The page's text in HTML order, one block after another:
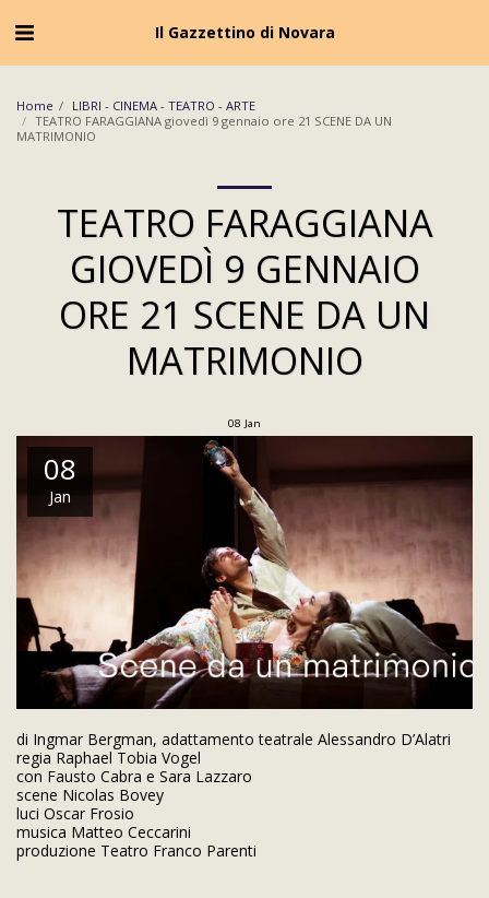
Il Gazzettino di Novara
Home
LIBRI - CINEMA - TEATRO - ARTE
TEATRO FARAGGIANA giovedì 9 gennaio ore 21 SCENE DA UN
MATRIMONIO
TEATRO FARAGGIANA
GIOVEDÌ 9 GENNAIO
ORE 21 SCENE DA UN
MATRIMONIO
08 Jan
08
Jan
di Ingmar Bergman, adattamento teatrale Alessandro D’Alatri
regia Raphael Tobia Vogel
con Fausto Cabra e Sara Lazzaro
scene Nicolas Bovey
luci Oscar Frosio
musica Matteo Ceccarini
produzione Teatro Franco Parenti